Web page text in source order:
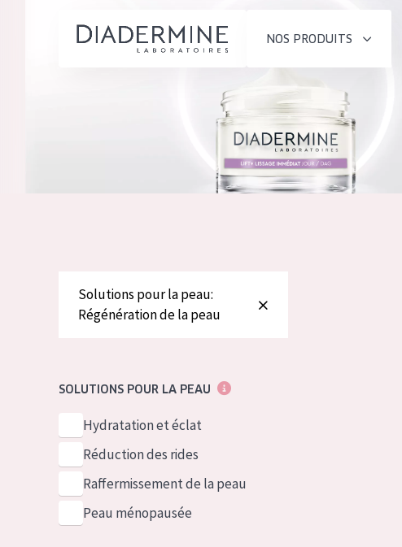
NOS PRODUITS
SOLUTIONS POUR LA PEAU
Peau ménopausée
TYPE DE PRODUIT
Crème de Jour
Crème de Nuit
Solutions pour la peau:
Régénération de la peau
SOLUTIONS POUR LA PEAU
Hydratation et éclat
Réduction des rides
Raffermissement de la peau
Peau ménopausée